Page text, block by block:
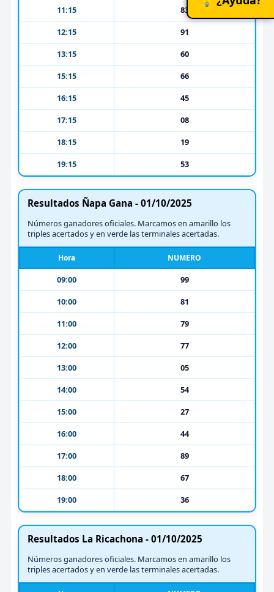
11:15
83
12:15
91
13:15
60
15:15
66
16:15
45
17:15
08
18:15
19
19:15
53
Resultados Ñapa Gana - 01/10/2025
Números ganadores oficiales. Marcamos en amarillo los
triples acertados y en verde las terminales acertadas.
Hora NUMERO
09:00
99
10:00
81
11:00
79
12:00
77
13:00
05
14:00
54
15:00
27
16:00
44
17:00
89
18:00
67
19:00
36
Resultados La Ricachona - 01/10/2025
Números ganadores oficiales. Marcamos en amarillo los
triples acertados y en verde las terminales acertadas.